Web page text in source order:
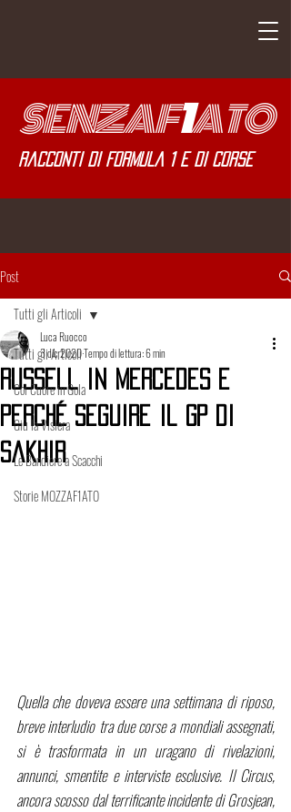
SENZAF1ATO
Racconti di Formula 1 e di corse
Post
Tutti gli Articoli
Col Cuore in Gola
Giù la Visiera
Le Bandiere a Scacchi
Storie MOZZAF1ATO
Tutti gli Articoli
Russell in Mercedes e
perché seguire il GP di
Sakhir
Luca Ruocco
3 dic 2020Tempo di lettura: 6 min
Quella che doveva essere una settimana di riposo,
breve interludio tra due corse a mondiali assegnati,
si è trasformata in un uragano di rivelazioni,
annunci, smentite e interviste esclusive. Il Circus,
ancora scosso dal terrificante incidente di Grosjean,